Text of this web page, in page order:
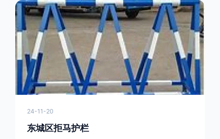
方形的框架组合。这些框架相互连接，形成一个稳定的
结构，能够承受一定的冲击力。例如，在一些临时交通
管制的现场，三角形框架的拒马护栏可以很方便地拼接
在一起，像一个个小的三角锥形状的结构单
24-11-20
东城区拒马护栏